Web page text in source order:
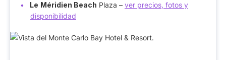
Le Méridien Beach Plaza – ver precios, fotos y
disponibilidad